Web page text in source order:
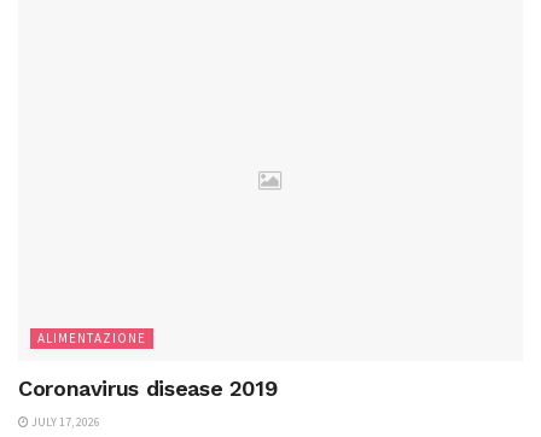
ALIMENTAZIONE
Coronavirus disease 2019
JULY 17, 2026